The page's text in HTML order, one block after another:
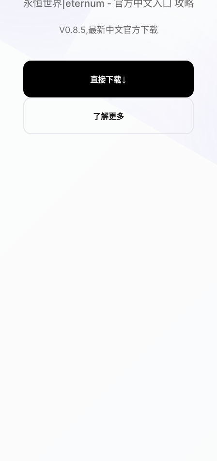
永恒世界|eternum - 官方中文入口 攻略
V0.8.5,最新中文官方下载
直接下载↓
了解更多